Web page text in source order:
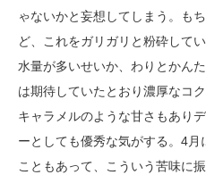
ゃないかと妄想してしまう。も
ど、これをガリガリと粉砕して
水量が多いせいか、わりとかん
は期待していたとおり濃厚なコ
キャラメルのような甘さもあり
ーとしても優秀な気がする。4
こともあって、こういう苦味に